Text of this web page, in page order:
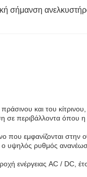
σήμανση
και του
σε περιβάλλοντα όπου
που εμφανίζονται
ο υψηλός ρυθμός
ενέργειας AC / DC,